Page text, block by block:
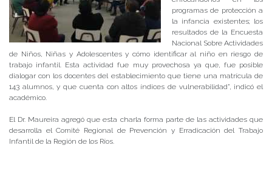
programas de protección a
la infancia existentes; los
resultados de la Encuesta
Nacional Sobre Actividades
de Niños, Niñas y Adolescentes y cómo identificar al niño en riesgo de
trabajo infantil. Esta actividad fue muy provechosa ya que, fue posible
dialogar con los docentes del establecimiento que tiene una matrícula de
143 alumnos, y que cuenta con altos índices de vulnerabilidad”, indicó el
académico.
El Dr. Maureira agregó que esta charla forma parte de las actividades que
desarrolla el Comité Regional de Prevención y Erradicación del Trabajo
Infantil de la Región de los Ríos.